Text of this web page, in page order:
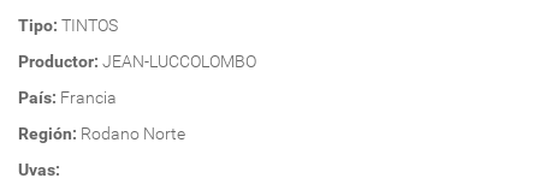
Tipo: TINTOS
Productor: JEAN-LUCCOLOMBO
País: Francia
Región: Rodano Norte
Uvas: